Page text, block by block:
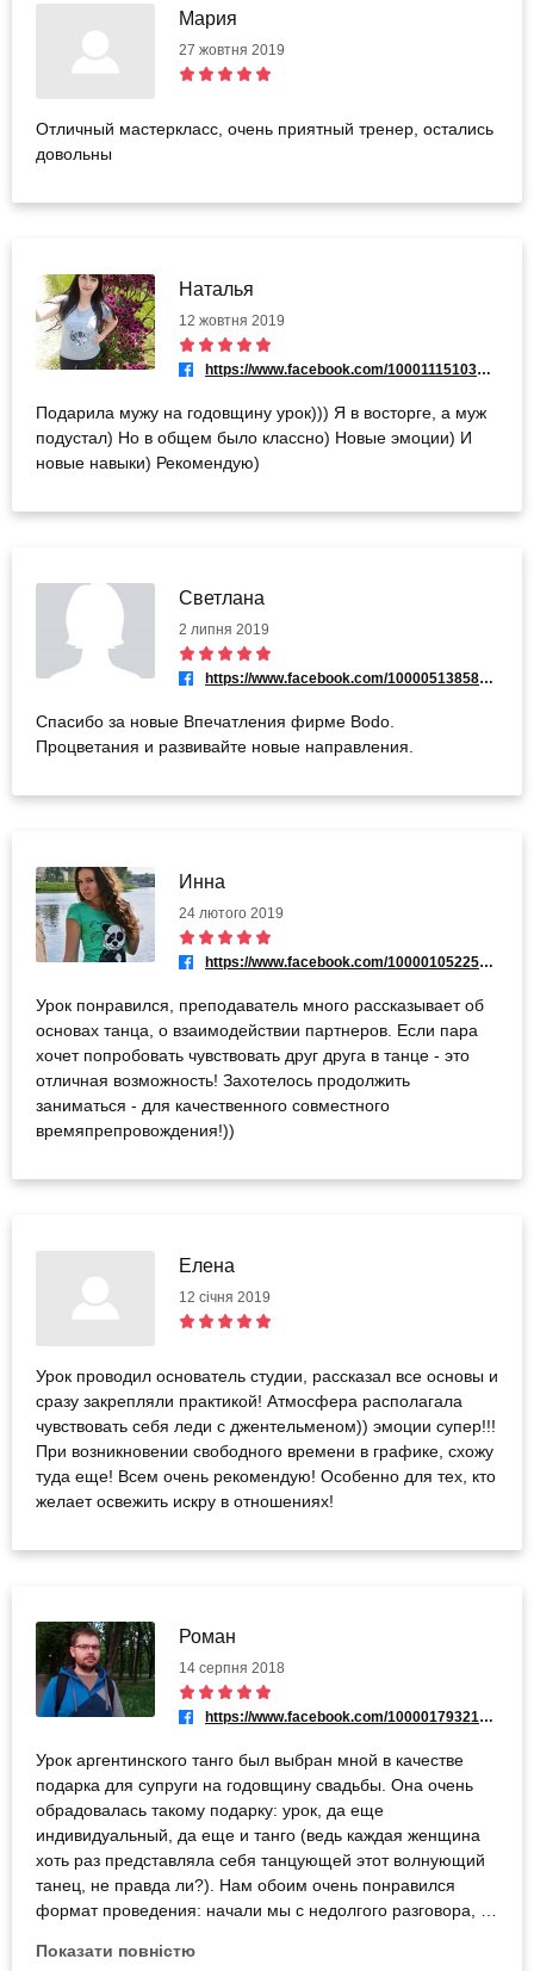
Мария
27 жовтня 2019
Отличный мастеркласс, очень приятный тренер, остались
довольны
Наталья
12 жовтня 2019
https://www.facebook.com/100011151032437
Подарила мужу на годовщину урок))) Я в восторге, а муж
подустал) Но в общем было классно) Новые эмоции) И
новые навыки) Рекомендую)
Светлана
2 липня 2019
https://www.facebook.com/100005138589186
Спасибо за новые Впечатления фирме Bodo.
Процветания и развивайте новые направления.
Инна
24 лютого 2019
https://www.facebook.com/100001052252309
Урок понравился, преподаватель много рассказывает об
основах танца, о взаимодействии партнеров. Если пара
хочет попробовать чувствовать друг друга в танце - это
отличная возможность! Захотелось продолжить
заниматься - для качественного совместного
времяпрепровождения!))
Елена
12 січня 2019
Урок проводил основатель студии, рассказал все основы и
сразу закрепляли практикой! Атмосфера располагала
чувствовать себя леди с джентельменом)) эмоции супер!!!
При возникновении свободного времени в графике, схожу
туда еще! Всем очень рекомендую! Особенно для тех, кто
желает освежить искру в отношениях!
Роман
14 серпня 2018
https://www.facebook.com/100001793215966
Урок аргентинского танго был выбран мной в качестве
подарка для супруги на годовщину свадьбы. Она очень
обрадовалась такому подарку: урок, да еще
индивидуальный, да еще и танго (ведь каждая женщина
хоть раз представляла себя танцующей этот волнующий
танец, не правда ли?). Нам обоим очень понравился
формат проведения: начали мы с недолгого разговора, в
истории танца, а также мы узнали, что танго может быть и
Показати повністю